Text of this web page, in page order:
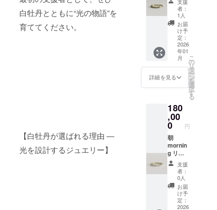
白牡丹とともに“光の物語”を
育ててください。
【白牡丹が選ばれる理由 ―
光を設計するジュエリー】
分Zoom（任
意） - 見積提示
→仕様確定→制
作目安8–12週間
（変動あり）
キャンセル：仕
様確定前は実費
控除後返金／確
定後は不可
す（例：K18×誕
生石ハーフエタ
ニティ＝約10
万〜20万円） ご
支援いただいた
デポジットは、
最終価格から差
し引かれます。
※ご支援頂いた金
額に原材料がプ
ラスされますこ
メールアドレ
ス、電話番号を
ご記入頂きます -
設計ヒアリング
シート＋15分
Zoom（任意） -
見積提示→仕様
確定→制作目安
8–12週間（変動
あり） キャンセ
ル：仕様確定前
は実費控除後返
金／確定後は不
販売 変
わらな
い明る
さは、
揺らぐ
心を
そっと
整えて
くれ
る。
〈晴れ
わたる
は、開
放感と
落ち着
きをバ
ランス
よくす
くい取
り、オ
ンにも
オフに
もやさ
しい自
信を。
まとう
者：
1人
お届
け予
定：
2026
年01
月
詳細を見る
こ
の
リ
タ
ー
ン
を
選
択
す
る
180
,00
0 円
朝
mornin
g リン
グ先行
販売 や
わらか
な朝
は、表
情をほ
どき、
支援
者：
0人
お届
け予
定：
2026